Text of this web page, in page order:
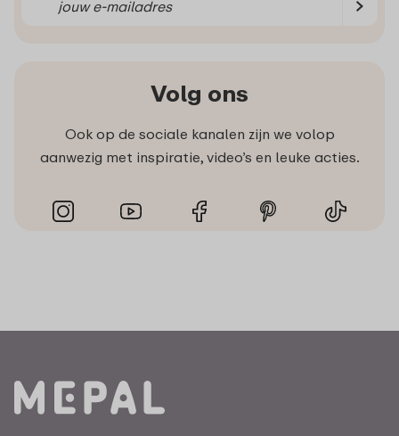
Volg ons
Ook op de sociale kanalen zijn we volop
aanwezig met inspiratie, video’s en leuke acties.